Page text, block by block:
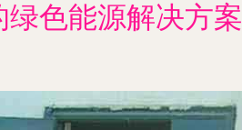
色能源解决方案